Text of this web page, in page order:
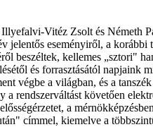
Vitéz Zsolt és Németh
jelentős eseményiről, a korábbi
beszéltek, kellemes „sztori"
és forrasztásától napjaink
végbe a világban, és a
a rendszerváltást követően
a
címmel, kiemelve a